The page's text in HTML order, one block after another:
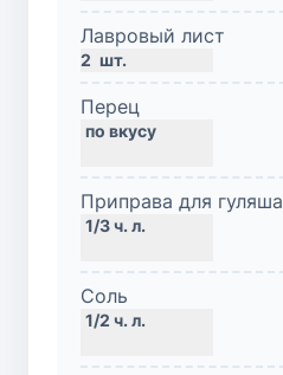
Лавровый лист
2 шт.
Перец
Приправа для гуляша
Соль